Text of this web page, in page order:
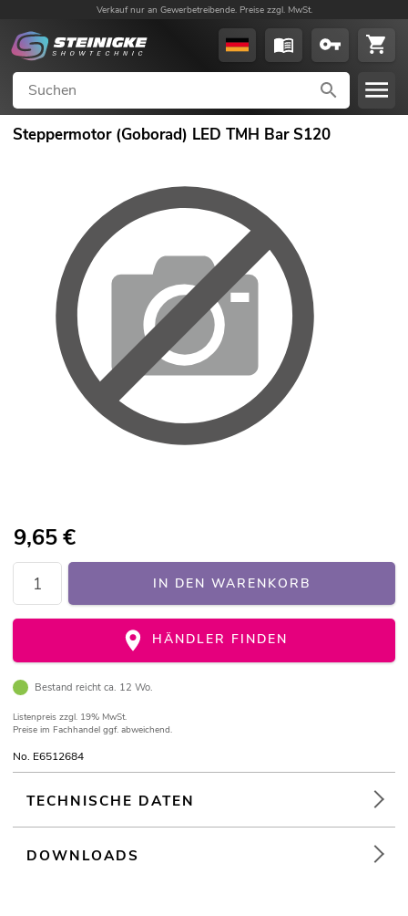
Verkauf nur an Gewerbetreibende. Preise zzgl. MwSt.
Steppermotor (Goborad) LED TMH Bar S120
9,65€
IN DEN WARENKORB
HÄNDLER FINDEN
Bestand reicht ca. 12 Wo.
Listenpreis zzgl. 19% MwSt.
Preise im Fachhandel ggf. abweichend.
No. E6512684
TECHNISCHE DATEN
DOWNLOADS